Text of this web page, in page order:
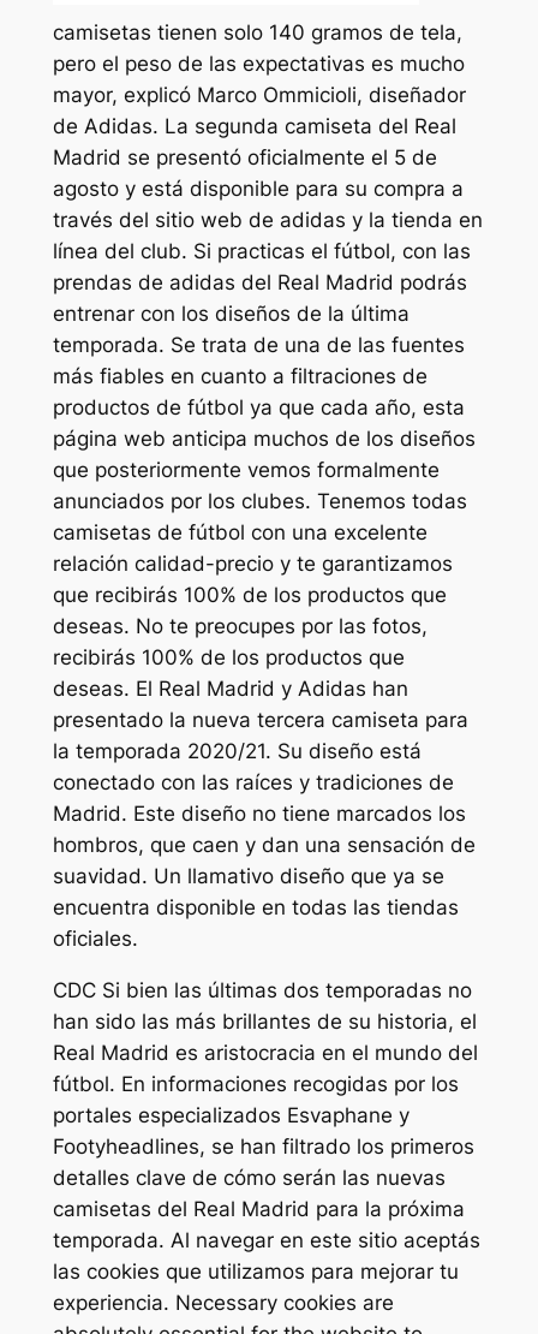
camisetas tienen solo 140 gramos de tela,
pero el peso de las expectativas es mucho
mayor, explicó Marco Ommicioli, diseñador
de Adidas. La segunda camiseta del Real
Madrid se presentó oficialmente el 5 de
agosto y está disponible para su compra a
través del sitio web de adidas y la tienda en
línea del club. Si practicas el fútbol, con las
prendas de adidas del Real Madrid podrás
entrenar con los diseños de la última
temporada. Se trata de una de las fuentes
más fiables en cuanto a filtraciones de
productos de fútbol ya que cada año, esta
página web anticipa muchos de los diseños
que posteriormente vemos formalmente
anunciados por los clubes. Tenemos todas
camisetas de fútbol con una excelente
relación calidad-precio y te garantizamos
que recibirás 100% de los productos que
deseas. No te preocupes por las fotos,
recibirás 100% de los productos que
deseas. El Real Madrid y Adidas han
presentado la nueva tercera camiseta para
la temporada 2020/21. Su diseño está
conectado con las raíces y tradiciones de
Madrid. Este diseño no tiene marcados los
hombros, que caen y dan una sensación de
suavidad. Un llamativo diseño que ya se
encuentra disponible en todas las tiendas
oficiales.
CDC Si bien las últimas dos temporadas no
han sido las más brillantes de su historia, el
Real Madrid es aristocracia en el mundo del
fútbol. En informaciones recogidas por los
portales especializados Esvaphane y
Footyheadlines, se han filtrado los primeros
detalles clave de cómo serán las nuevas
camisetas del Real Madrid para la próxima
temporada. Al navegar en este sitio aceptás
las cookies que utilizamos para mejorar tu
experiencia. Necessary cookies are